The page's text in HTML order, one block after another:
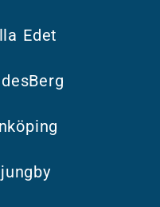
Edet